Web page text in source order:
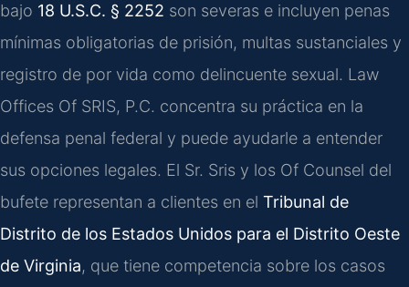
bajo 18 U.S.C. § 2252 son severas e incluyen penas
mínimas obligatorias de prisión, multas sustanciales y
registro de por vida como delincuente sexual. Law
Offices Of SRIS, P.C. concentra su práctica en la
defensa penal federal y puede ayudarle a entender
sus opciones legales. El Sr. Sris y los Of Counsel del
bufete representan a clientes en el Tribunal de
Distrito de los Estados Unidos para el Distrito Oeste
de Virginia, que tiene competencia sobre los casos